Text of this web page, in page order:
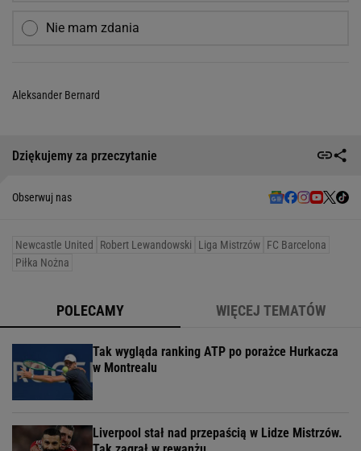
Nie mam zdania
Aleksander Bernard
Dziękujemy za przeczytanie
Obserwuj nas
Newcastle United Robert Lewandowski Liga Mistrzów FC Barcelona
Piłka Nożna
POLECAMY WIĘCEJ TEMATÓW
Tak wygląda ranking ATP po porażce Hurkacza
w Montrealu
Liverpool stał nad przepaścią w Lidze Mistrzów.